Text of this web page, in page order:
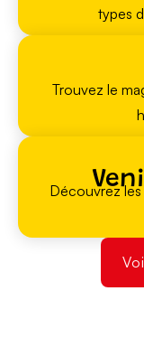
types
Trouvez le
Découvrez les